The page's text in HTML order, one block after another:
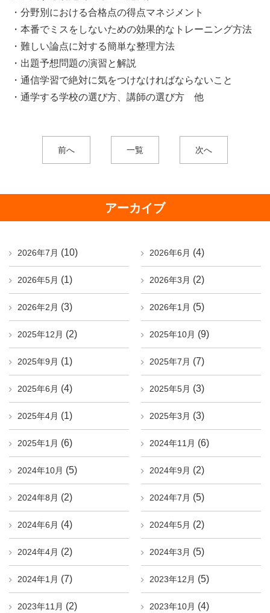
・分野別における合格点の得点マネジメント
・本番でミスをしないための効果的なトレーニング方法
・難しい論点に対する簡単な整理方法
・出題予想問題の演習と解説
・通信学習で絶対に気をつけなければならないこと
・通学する学校の選び方、講師の選び方 他
前へ 一覧 次へ
アーカイブ
2026年7月 (10) 2026年6月 (4)
2026年5月 (1) 2026年3月 (2)
2026年2月 (3) 2026年1月 (5)
2025年12月 (2) 2025年10月 (9)
2025年9月 (1) 2025年7月 (7)
2025年6月 (4) 2025年5月 (3)
2025年4月 (1) 2025年3月 (3)
2025年1月 (6) 2024年11月 (6)
2024年10月 (5) 2024年9月 (2)
2024年8月 (2) 2024年7月 (5)
2024年6月 (4) 2024年5月 (2)
2024年4月 (2) 2024年3月 (5)
2024年1月 (7) 2023年12月 (5)
2023年11月 (2) 2023年10月 (4)